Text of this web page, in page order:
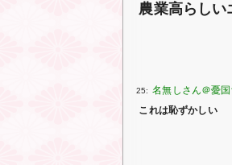
農業高らしい
25:
これは恥ずかしい